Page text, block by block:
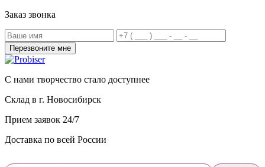
Заказ звонка
С нами творчество стало доступнее
Склад в г. Новосибирск
Прием заявок 24/7
Доставка по всей России